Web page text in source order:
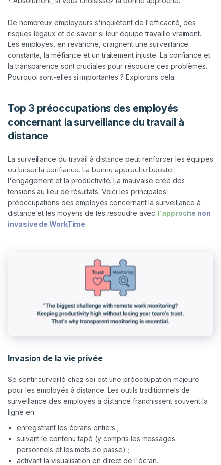
De nombreux employeurs s'inquiètent de l'efficacité, des
risques légaux et de savoir si leur équipe travaille vraiment.
Les employés, en revanche, craignent une surveillance
constante, la méfiance et un traitement injuste. La confiance et
la transparence sont cruciales pour résoudre ces problèmes.
Top 3 préoccupations des employés
concernant la surveillance du travail à
distance
La surveillance du travail à distance peut renforcer les équipes
ou briser la confiance. La bonne approche booste
l'engagement et la productivité. La mauvaise crée des
tensions au lieu de résultats. Voici les principales
préoccupations des employés concernant la surveillance à
distance et les moyens de les résoudre avec l'approche non
invasive de WorkTime
Invasion de la vie privée
Se sentir surveillé chez soi est une préoccupation majeure
pour les employés à distance. Les outils traditionnels de
surveillance des employés à distance franchissent souvent la
enregistrant les écrans entiers ;
suivant le contenu tapé (y compris les messages
personnels et les mots de passe) ;
activant la visualisation en direct de l'écran.